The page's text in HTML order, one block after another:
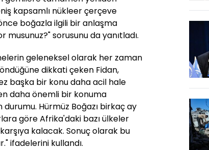
kapsamlı nükleer çerçeve
boğazla ilgili bir anlaşma
musunuz?" sorusunu da yanıtladı.
geleneksel olarak her zaman
dikkati çeken Fidan,
başka bir konu daha acil hale
daha önemli bir konuma
durumu. Hürmüz Boğazı birkaç ay
göre Afrika'daki bazı ülkeler
kalacak. Sonuç olarak bu
ifadelerini kullandı.